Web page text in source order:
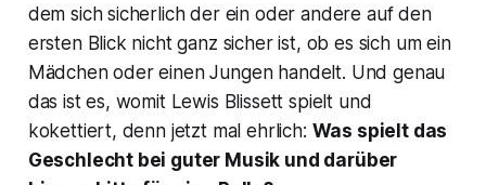
dem sich sicherlich der ein oder andere auf den
ersten Blick nicht ganz sicher ist, ob es sich um ein
Mädchen oder einen Jungen handelt. Und genau
das ist es, womit Lewis Blissett spielt und
kokettiert, denn jetzt mal ehrlich: Was spielt das
Geschlecht bei guter Musik und darüber